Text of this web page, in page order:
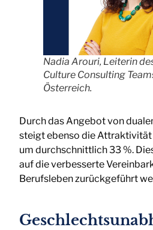
Nadia Arouri, Leiterin
Culture Consulting
Österreich.
Durch das Angebot von
steigt ebenso die Attraktivität
um durchschnittlich 33 %.
auf die verbesserte
Berufsleben zurückgeführt